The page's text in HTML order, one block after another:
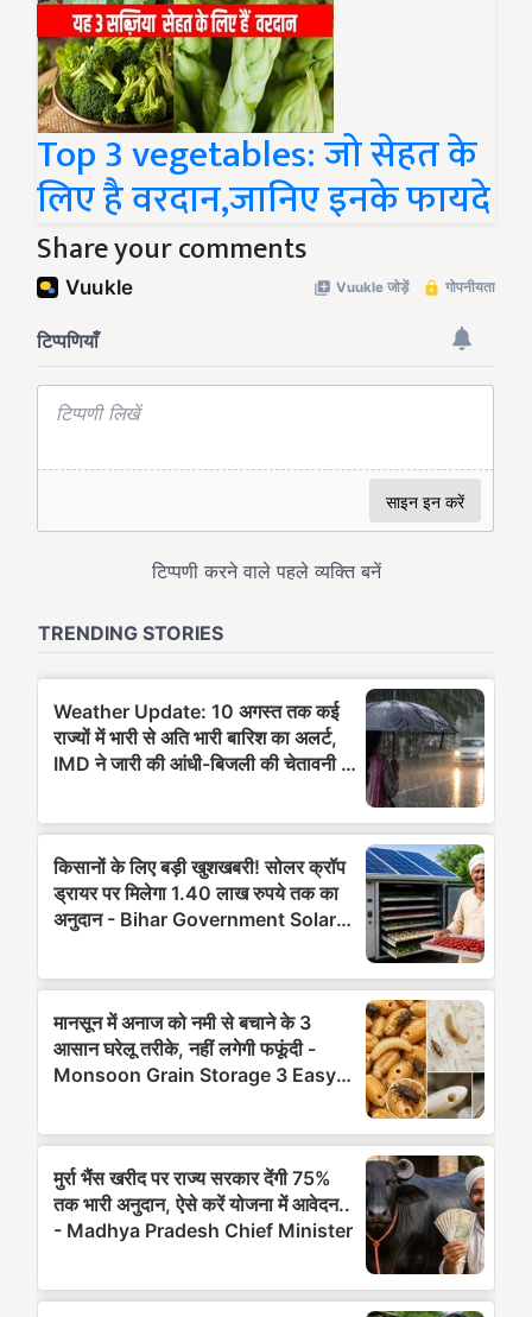
Top 3 vegetables: जो सेहत के
लिए है वरदान,जानिए इनके फायदे
Share your comments